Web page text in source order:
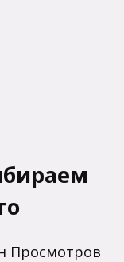
Просмотров